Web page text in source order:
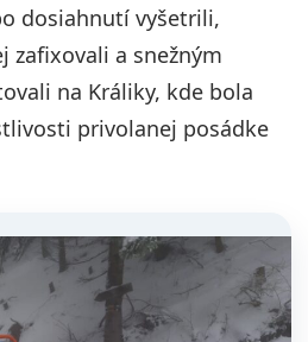
dosiahnutí vyšetrili,
zafixovali a snežným
na Králiky, kde bola
privolanej posádke